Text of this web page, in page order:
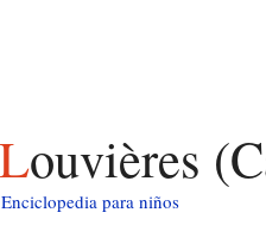
Louvières
Enciclopedia para niños